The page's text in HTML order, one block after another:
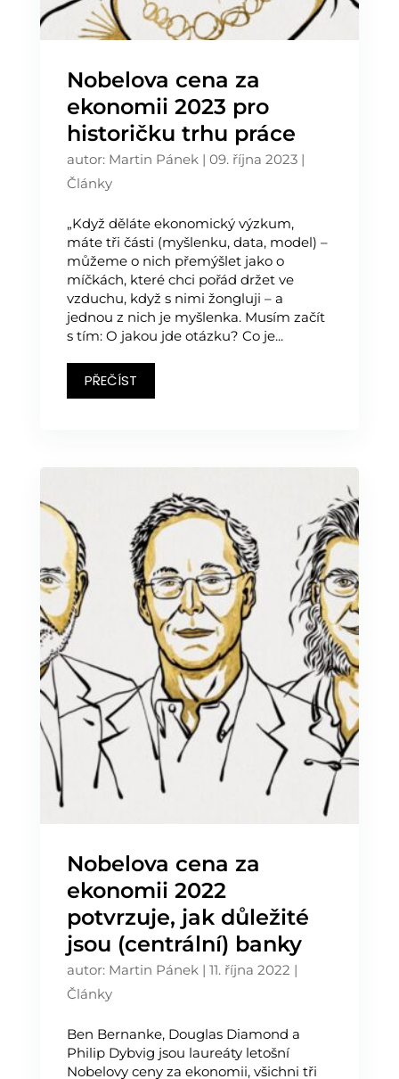
Nobelova cena za
ekonomii 2023 pro
historičku trhu práce
autor: Martin Pánek| 09. října 2023|
Články
„Když děláte ekonomický výzkum,
máte tři části (myšlenku, data, model) –
můžeme o nich přemýšlet jako o
míčkách, které chci pořád držet ve
vzduchu, když s nimi žongluji – a
jednou z nich je myšlenka. Musím začít
s tím: O jakou jde otázku? Co je...
PŘEČÍST
Nobelova cena za
ekonomii 2022
potvrzuje, jak důležité
jsou (centrální) banky
autor: Martin Pánek| 11. října 2022 |
Články
Ben Bernanke, Douglas Diamond a
Philip Dybvig jsou laureáty letošní
Nobelovy ceny za ekonomii, všichni tři